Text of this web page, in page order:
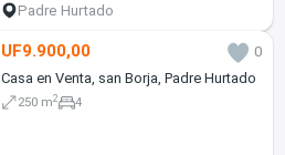
Padre Hurtado
UF9.900,00
0
Casa en Venta, san Borja, Padre Hurtado
250 m2 4